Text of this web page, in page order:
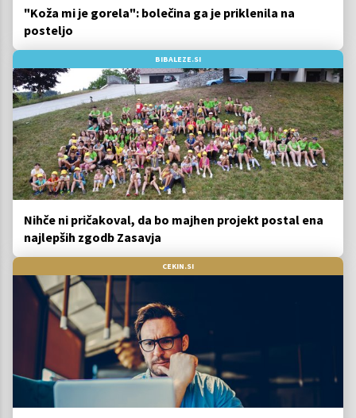
"Koža mi je gorela": bolečina ga je priklenila na
posteljo
BIBALEZE.SI
Nihče ni pričakoval, da bo majhen projekt postal ena
najlepših zgodb Zasavja
CEKIN.SI